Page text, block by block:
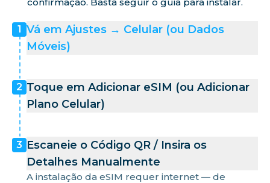
1 Vá em Ajustes → Celular (ou Dados
Móveis)
2 Toque em Adicionar eSIM (ou Adicionar
Plano Celular)
3 Escaneie o Código QR / Insira os
Detalhes Manualmente
A instalação da eSIM requer internet — de